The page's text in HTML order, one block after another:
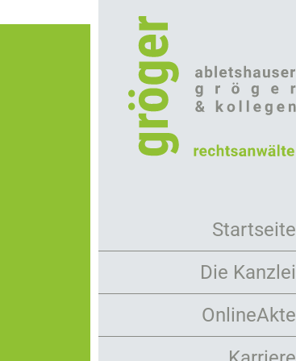
zum
Startseite
Die Kanzlei
Arbeitsweise
Mandanten
OnlineAkte